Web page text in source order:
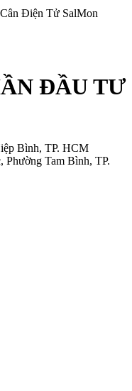
ĐẦU TƯ
Bình, TP. HCM
Tam Bình, TP.